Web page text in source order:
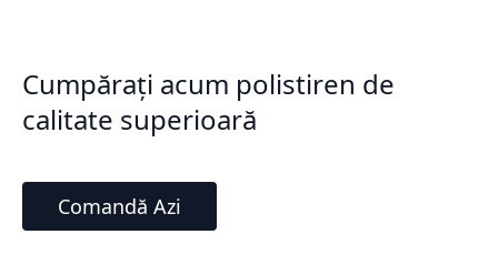
Cumpărați acum polistiren de
calitate superioară
Comandă Azi